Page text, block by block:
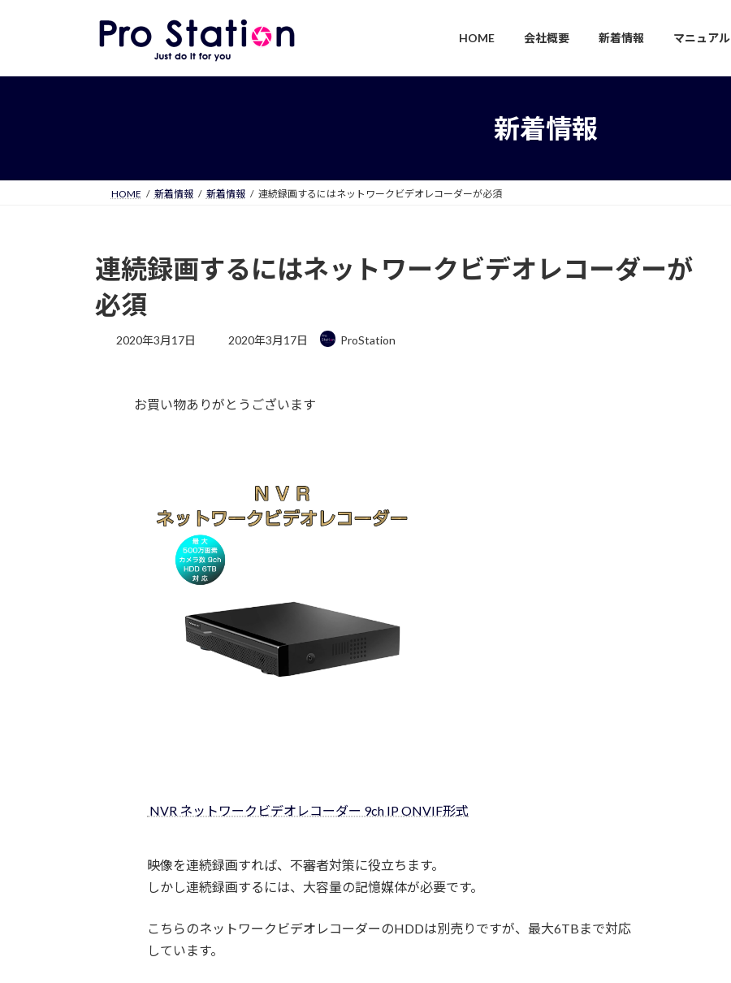
プ
動
HOME 会社概要 新着情報 マニュアル
新着情報
HOME 新着情報 新着情報 連続録画するにはネットワークビデオレコーダーが必須
連続録画するにはネットワークビデオレコーダーが
必須
2020年3月17日
最
日
2020年3月17日 ProStation
お買い物ありがとうございます
NVR ネットワークビデオレコーダー 9ch IP ONVIF形式
映像を連続録画すれば、不審者対策に役立ちます。
しかし連続録画するには、大容量の記憶媒体が必要です。
こちらのネットワークビデオレコーダーのHDDは別売りですが、最大6TBまで対応
しています。